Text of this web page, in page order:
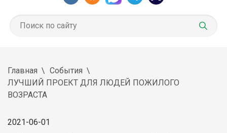
Главная
События
ЛУЧШИЙ ПРОЕКТ ДЛЯ ЛЮДЕЙ ПОЖИЛОГО
ВОЗРАСТА
2021-06-01